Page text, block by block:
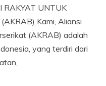
RAKYAT UNTUK
Kami, Aliansi
(AKRAB) adalah
yang terdiri dari